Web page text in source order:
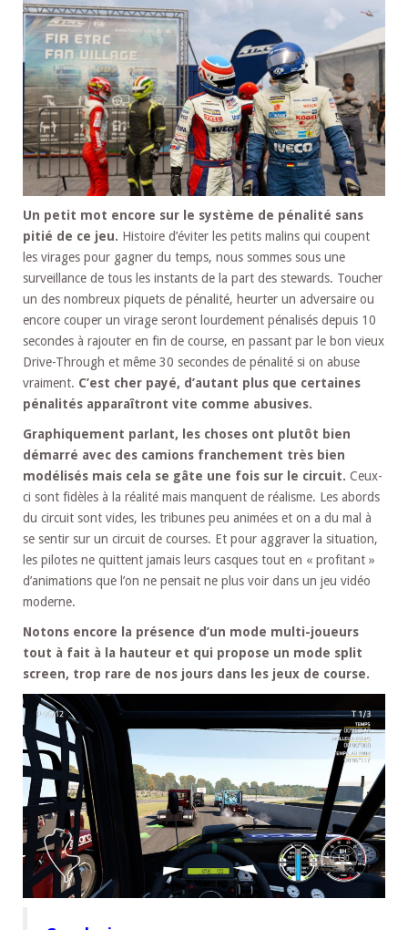
Un petit mot encore sur le système de pénalité sans
pitié de ce jeu. Histoire d’éviter les petits malins qui coupent
les virages pour gagner du temps, nous sommes sous une
surveillance de tous les instants de la part des stewards. Toucher
un des nombreux piquets de pénalité, heurter un adversaire ou
encore couper un virage seront lourdement pénalisés depuis 10
secondes à rajouter en fin de course, en passant par le bon vieux
Drive-Through et même 30 secondes de pénalité si on abuse
vraiment. C’est cher payé, d’autant plus que certaines
pénalités apparaîtront vite comme abusives.
Graphiquement parlant, les choses ont plutôt bien
démarré avec des camions franchement très bien
modélisés mais cela se gâte une fois sur le circuit. Ceux-
ci sont fidèles à la réalité mais manquent de réalisme. Les abords
du circuit sont vides, les tribunes peu animées et on a du mal à
se sentir sur un circuit de courses. Et pour aggraver la situation,
les pilotes ne quittent jamais leurs casques tout en « profitant »
d’animations que l’on ne pensait ne plus voir dans un jeu vidéo
moderne.
Notons encore la présence d’un mode multi-joueurs
tout à fait à la hauteur et qui propose un mode split
screen, trop rare de nos jours dans les jeux de course.